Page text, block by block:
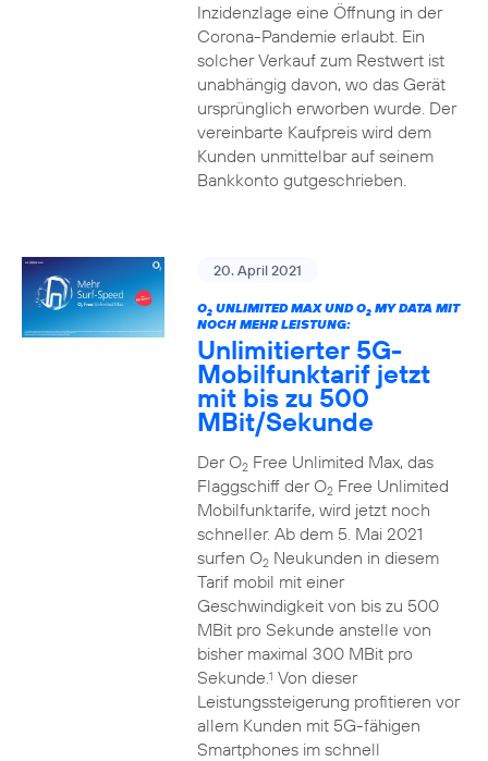
Inzidenzlage eine Öffnung in der
Corona-Pandemie erlaubt. Ein
solcher Verkauf zum Restwert ist
unabhängig davon, wo das Gerät
ursprünglich erworben wurde. Der
vereinbarte Kaufpreis wird dem
Kunden unmittelbar auf seinem
Bankkonto gutgeschrieben.
20. April 2021
O2UNLIMITED MAX UND O2MY DATA MIT
NOCH MEHR LEISTUNG:
Unlimitierter 5G-
Mobilfunktarif jetzt
mit bis zu 500
MBit/Sekunde
Der O2Free Unlimited Max, das
Flaggschiff der O2Free Unlimited
Mobilfunktarife, wird jetzt noch
schneller. Ab dem 5. Mai 2021
surfen O2Neukunden in diesem
Tarif mobil mit einer
Geschwindigkeit von bis zu 500
MBit pro Sekunde anstelle von
bisher maximal 300 MBit pro
Sekunde.1 Von dieser
Leistungssteigerung profitieren vor
allem Kunden mit 5G-fähigen
Smartphones im schnell